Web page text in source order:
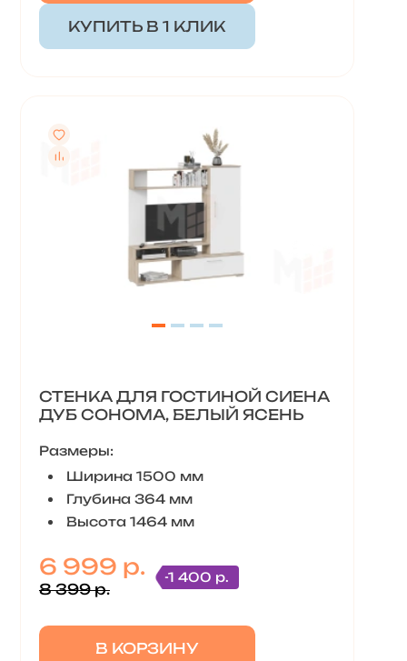
КУПИТЬ В 1 КЛИК
СТЕНКА ДЛЯ ГОСТИНОЙ СИЕНА
ДУБ СОНОМА, БЕЛЫЙ ЯСЕНЬ
Размеры:
Ширина 1500 мм
Глубина 364 мм
Высота 1464 мм
6 999 р.
8 399 р.
-1 400 р.
В КОРЗИНУ